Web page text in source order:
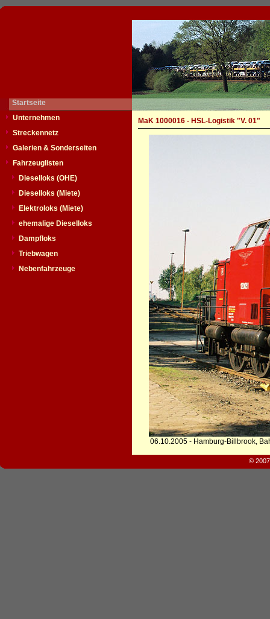
Startseite
Unternehmen
Streckennetz
Galerien & Sonderseiten
Fahrzeuglisten
Dieselloks (OHE)
Dieselloks (Miete)
Elektroloks (Miete)
ehemalige Dieselloks
Dampfloks
Triebwagen
Nebenfahrzeuge
MaK 1000016 - HSL-Logistik "V. 01"
06.10.2005 - Hamburg-Billbrook,
©